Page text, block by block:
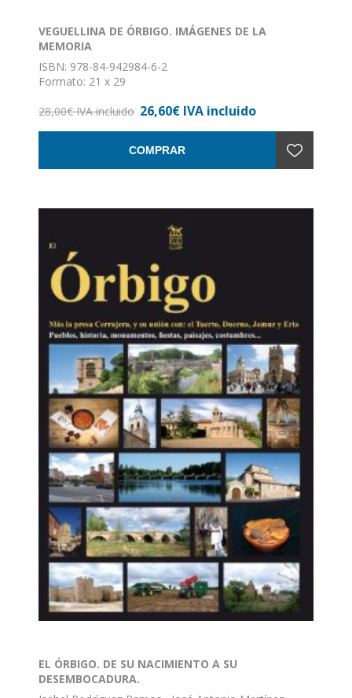
VEGUELLINA DE ÓRBIGO. IMÁGENES DE LA
MEMORIA
ISBN: 978-84-942984-6-2
Formato: 21 x 29
28,00€ IVA incluido 26,60€ IVA incluido
COMPRAR
EL ÓRBIGO. DE SU NACIMIENTO A SU
DESEMBOCADURA.